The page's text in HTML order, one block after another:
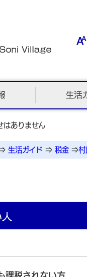
生活
はありません
生活ガイド ⇒ 税金 ⇒村